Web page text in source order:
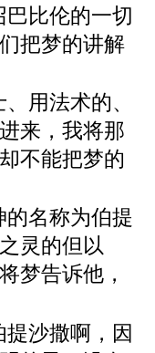
比伦的一切
把梦的讲解
用法术的、
来，我将那
不能把梦的
名称为伯提
灵的但以
梦告诉他，
沙撒啊，因